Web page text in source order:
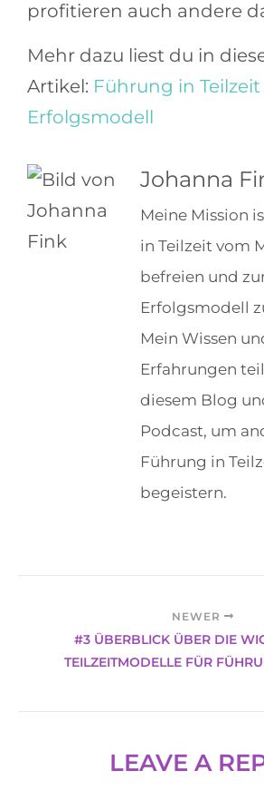
profitieren auch andere
Mehr dazu liest du in
Artikel: Führung in Teilzeit
Erfolgsmodell
Johanna
Meine Mission
in Teilzeit vom
befreien und
Erfolgsmodell
Mein Wissen
Erfahrungen
diesem Blog
Podcast, um
Führung in
begeistern.
NEWER
#3 ÜBERBLICK ÜBER DIE
TEILZEITMODELLE FÜR
LEAVE A